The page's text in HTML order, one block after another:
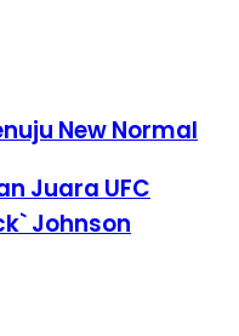
New Normal
Juara UFC
Johnson